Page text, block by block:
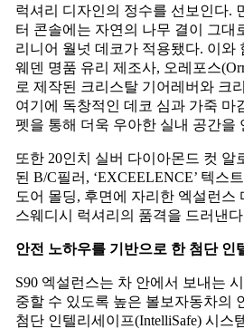
럭셔리 디자인의 정수를 선보인다.
터 콘솔에는 자연의 나무 결이 그대
리니어 월넛 데코가 적용됐다. 이와
웨덴 명품 유리 제조사, 오레포스
로 제작된 크리스탈 기어레버와 크
여기에 독창적인 데코 심과 가죽 마
펫을 통해 더욱 우아한 실내 공간을
또한 20인치 실버 다이아몬드 컷 알
된 B/C필러, ‘EXCEELENCE’ 텍스
도어 몰딩, 후면에 자리한 엑설런스
스웨디시 럭셔리의 품격을 드러낸
안전 노하우를 기반으로 한 첨단 인
S90 엑설런스는 차 안에서 보내는
중할 수 있도록 높은 볼보자동차의
첨단 인텔리세이프(IntelliSafe) 시스